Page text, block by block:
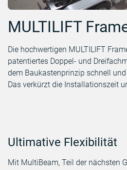
MULTILIFT
Die hochwertigen MULTILIFT
patentiertes Doppel- und
dem Baukastenprinzip schnell
Das verkürzt die Installationszeit
Ultimative Flexibilität
Mit MultiBeam, Teil der nächsten